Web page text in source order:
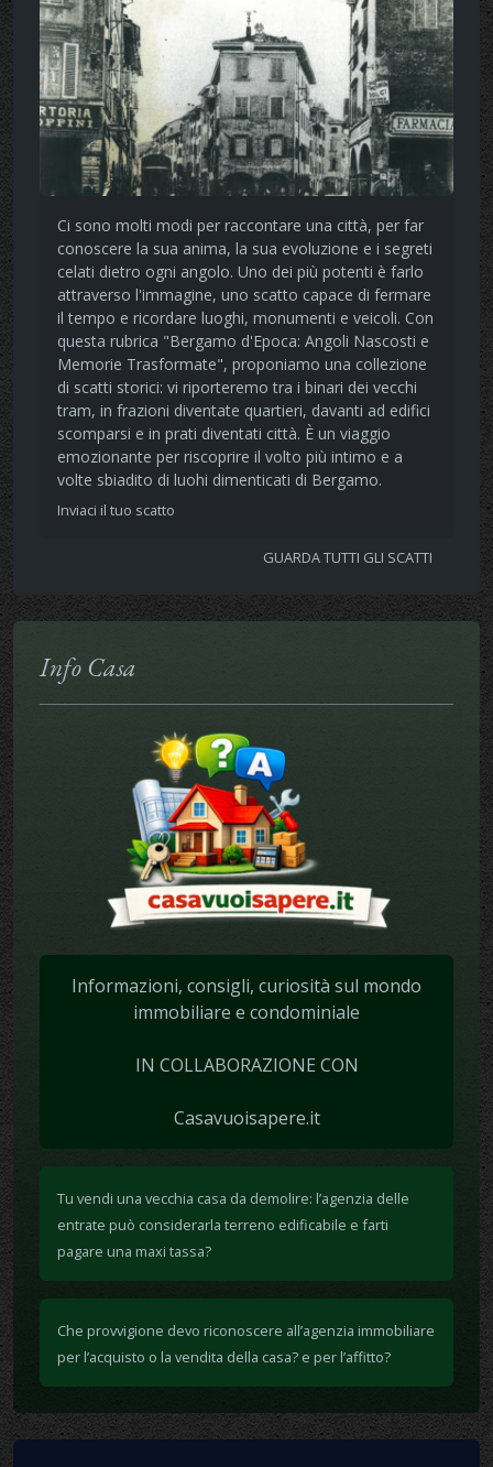
Ci sono molti modi per raccontare una città, per far
conoscere la sua anima, la sua evoluzione e i segreti
celati dietro ogni angolo. Uno dei più potenti è farlo
attraverso l'immagine, uno scatto capace di fermare
il tempo e ricordare luoghi, monumenti e veicoli. Con
questa rubrica "Bergamo d'Epoca: Angoli Nascosti e
Memorie Trasformate", proponiamo una collezione
di scatti storici: vi riporteremo tra i binari dei vecchi
tram, in frazioni diventate quartieri, davanti ad edifici
scomparsi e in prati diventati città. È un viaggio
emozionante per riscoprire il volto più intimo e a
volte sbiadito di luohi dimenticati di Bergamo.
Inviaci il tuo scatto
GUARDA TUTTI GLI SCATTI
Info Casa
Informazioni, consigli, curiosità sul mondo
immobiliare e condominiale
IN COLLABORAZIONE CON
Casavuoisapere.it
Tu vendi una vecchia casa da demolire: l’agenzia delle
entrate può considerarla terreno edificabile e farti
pagare una maxi tassa?
Che provvigione devo riconoscere all’agenzia immobiliare
per l’acquisto o la vendita della casa? e per l’affitto?